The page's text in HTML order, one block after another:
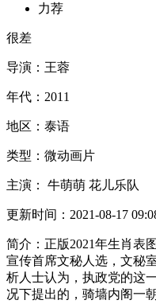
力荐
很差
导演： 王蓉
年代： 2011
地区： 泰语
类型： 微动画片
主演： 牛萌萌 花儿乐队
更新时间： 2021-08-17
简介： 正版2021年生肖表
宣传首席文秘人选，文秘
析人士认为，执政党的这
况下提出的，骑墙内阁一